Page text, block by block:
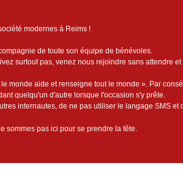
modernes à Reims !
de toute son équipe de bénévoles.
surtout pas, venez nous rejoindre sans attendre
monde aide et renseigne tout le monde ». Par
quelqu'un d'autre lorsque l'occasion s'y prête.
internautes, de ne pas utiliser le langage SMS
sommes pas ici pour se prendre la tête.